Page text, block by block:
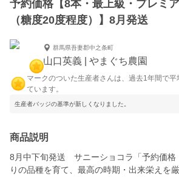
予約価格【8本・最上級・プレミ
（糖度20度程度）】8月発送
群馬県吾妻郡中之条町
山口英義 | やまぐち農園
マークのついた生産者さんは、過去1年間で
ています。
生産者バッジの基準が新しくなりました。
商品説明
8月中下旬発送 サニーショコラ「予約価格
りの品種を育て、最高の時期・出来栄えを